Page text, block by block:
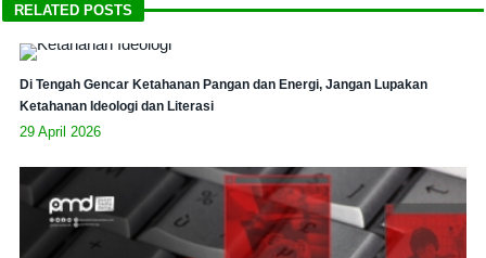
RELATED POSTS
Di Tengah Gencar Ketahanan Pangan dan Energi, Jangan Lupakan
Ketahanan Ideologi dan Literasi
29 April 2026